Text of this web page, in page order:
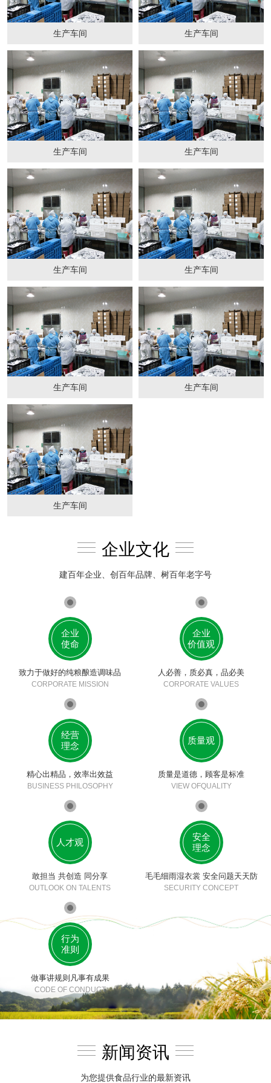
生产车间 生产车间
生产车间 生产车间
生产车间 生产车间
生产车间 生产车间
生产车间
企业文化
建百年企业、创百年品牌、树百年老字号
企业
使命
致力于做好的纯粮酿造调味品
CORPORATE MISSION
企业
价值观
人必善，质必真，品必美
CORPORATE VALUES
经营
理念
精心出精品，效率出效益
BUSINESS PHILOSOPHY
质量观
质量是道德，顾客是标准
VIEW OFQUALITY
人才观
敢担当 共创造 同分享
OUTLOOK ON TALENTS
安全
理念
毛毛细雨湿衣裳 安全问题天天防
SECURITY CONCEPT
行为
准则
做事讲规则凡事有成果
CODE OF CONDUCT
新闻资讯
为您提供食品行业的最新资讯